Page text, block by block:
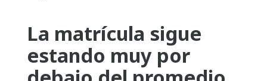
La matrícula sigue
estando muy por